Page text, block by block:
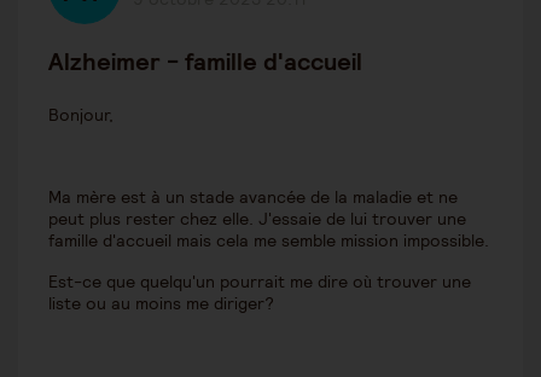
Alzheimer - famille d'accueil
Bonjour,
Ma mère est à un stade avancée de la maladie et ne
peut plus rester chez elle. J'essaie de lui trouver une
famille d'accueil mais cela me semble mission impossible.
Est-ce que quelqu'un pourrait me dire où trouver une
liste ou au moins me diriger?